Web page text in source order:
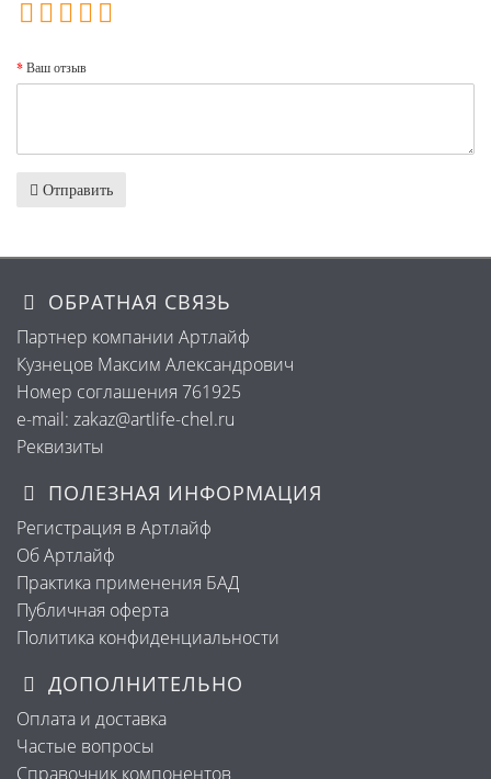
Ваш отзыв
Отправить
ОБРАТНАЯ СВЯЗЬ
Партнер компании Артлайф
Кузнецов Максим Александрович
Номер соглашения 761925
e-mail: zakaz@artlife-chel.ru
Реквизиты
ПОЛЕЗНАЯ ИНФОРМАЦИЯ
Регистрация в Артлайф
Об Артлайф
Практика применения БАД
Публичная оферта
Политика конфиденциальности
ДОПОЛНИТЕЛЬНО
Оплата и доставка
Частые вопросы
Справочник компонентов